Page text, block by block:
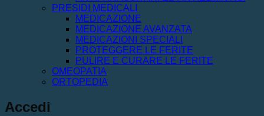
PRESIDI MEDICALI
MEDICAZIONE
MEDICAZIONE AVANZATA
MEDICAZIONI SPECIALI
PROTEGGERE LE FERITE
PULIRE E CURARE LE FERITE
OMEOPATIA
ORTOPEDIA
Accedi